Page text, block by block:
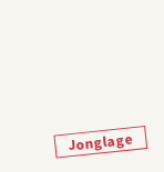
Jonglage